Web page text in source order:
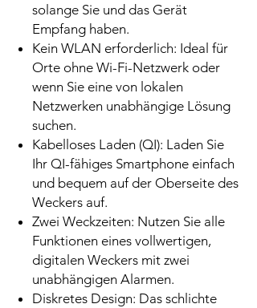
solange Sie und das Gerät
Empfang haben.
Kein WLAN erforderlich: Ideal für
Orte ohne Wi-Fi-Netzwerk oder
wenn Sie eine von lokalen
Netzwerken unabhängige Lösung
suchen.
Kabelloses Laden (QI): Laden Sie
Ihr QI-fähiges Smartphone einfach
und bequem auf der Oberseite des
Weckers auf.
Zwei Weckzeiten: Nutzen Sie alle
Funktionen eines vollwertigen,
digitalen Weckers mit zwei
unabhängigen Alarmen.
Diskretes Design: Das schlichte